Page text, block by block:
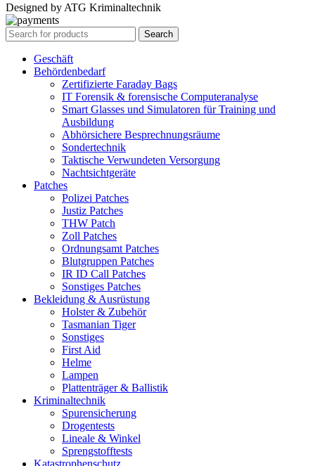
Designed by ATG Kriminaltechnik
Search
Geschäft
Behördenbedarf
Zertifizierte Faraday Bags
IT Forensik & forensische Computeranalyse
Smart Glasses und Simulatoren für Training und
Ausbildung
Abhörsichere Besprechnungsräume
Sondertechnik
Taktische Verwundeten Versorgung
Nachtsichtgeräte
Patches
Polizei Patches
Justiz Patches
THW Patch
Zoll Patches
Ordnungsamt Patches
Blutgruppen Patches
IR ID Call Patches
Sonstiges Patches
Bekleidung & Ausrüstung
Holster & Zubehör
Tasmanian Tiger
Sonstiges
First Aid
Helme
Lampen
Plattenträger & Ballistik
Kriminaltechnik
Spurensicherung
Drogentests
Lineale & Winkel
Sprengstofftests